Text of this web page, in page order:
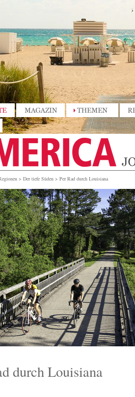
> Der tiefe Süden > Per Rad durch Louisiana
durch Louisiana